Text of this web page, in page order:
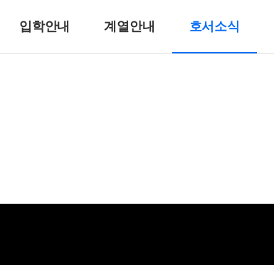
입학안내 계열안내 호서소식